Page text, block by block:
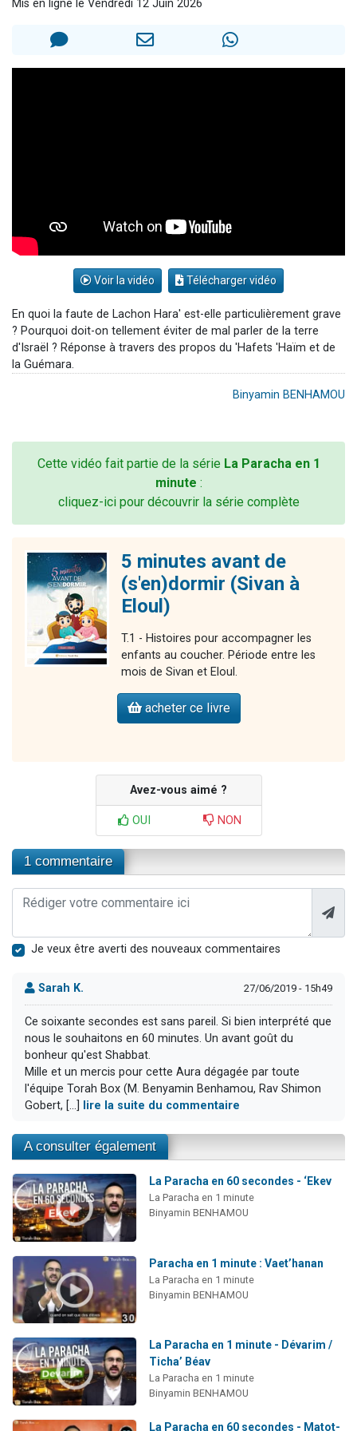
Eva vient de donner son Maasser
Mis en ligne le Vendredi 12 Juin 2026
Voir la vidéo Télécharger vidéo
En quoi la faute de Lachon Hara' est-elle particulièrement grave
? Pourquoi doit-on tellement éviter de mal parler de la terre
d'Israël ? Réponse à travers des propos du 'Hafets 'Haïm et de
la Guémara.
Binyamin BENHAMOU
Cette vidéo fait partie de la série La Paracha en 1
minute :
cliquez-ici pour découvrir la série complète
5 minutes avant de
(s'en)dormir (Sivan à
Eloul)
T.1 - Histoires pour accompagner les
enfants au coucher. Période entre les
mois de Sivan et Eloul.
acheter ce livre
Avez-vous aimé ?
OUI NON
1 commentaire
Je veux être averti des nouveaux commentaires
Sarah K. 27/06/2019 - 15h49
Ce soixante secondes est sans pareil. Si bien interprété que
nous le souhaitons en 60 minutes. Un avant goût du
bonheur qu'est Shabbat.
Mille et un mercis pour cette Aura dégagée par toute
l'équipe Torah Box (M. Benyamin Benhamou, Rav Shimon
Gobert, [...]
lire la suite du commentaire
A consulter également
La Paracha en 60 secondes - ‘Ekev
La Paracha en 1 minute
Binyamin BENHAMOU
Paracha en 1 minute : Vaet’hanan
La Paracha en 1 minute
Binyamin BENHAMOU
La Paracha en 1 minute - Dévarim /
Ticha’ Béav
La Paracha en 1 minute
Binyamin BENHAMOU
La Paracha en 60 secondes - Matot-